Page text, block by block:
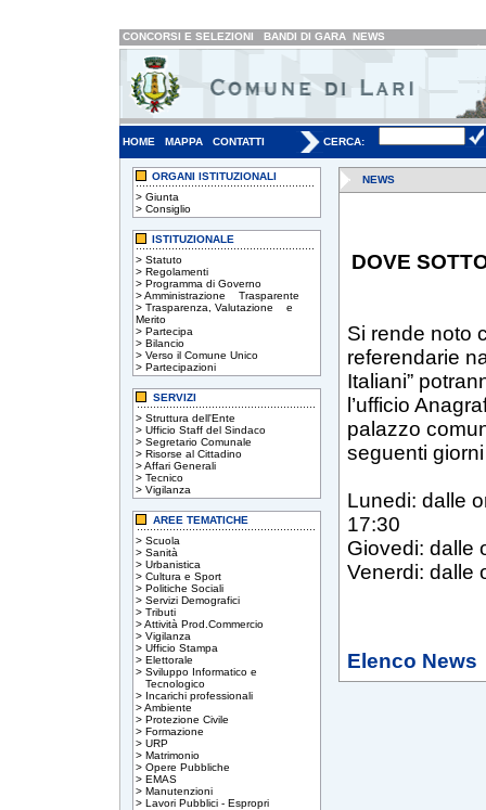
CONCORSI E SELEZIONI BANDI DI GARA NEWS
HOME MAPPA CONTATTI CERCA:
ORGANI ISTITUZIONALI
> Giunta
> Consiglio
ISTITUZIONALE
> Statuto
> Regolamenti
> Programma di Governo
>Amministrazione Trasparente
> Trasparenza, Valutazione e
Merito
> Partecipa
> Bilancio
> Verso il Comune Unico
> Partecipazioni
SERVIZI
> Struttura dell'Ente
> Ufficio Staff del Sindaco
> Segretario Comunale
> Risorse al Cittadino
>Affari Generali
> Tecnico
> Vigilanza
AREE TEMATICHE
> Scuola
> Sanità
> Urbanistica
> Cultura e Sport
> Politiche Sociali
> Servizi Demografici
> Tributi
>Attività Prod.Commercio
> Vigilanza
> Ufficio Stampa
> Elettorale
> Sviluppo Informatico e
Tecnologico
> Incarichi professionali
>Ambiente
> Protezione Civile
> Formazione
> URP
> Matrimonio
> Opere Pubbliche
> EMAS
> Manutenzioni
> Lavori Pubblici - Espropri
NEWS
DOVE
Si rende noto
referendarie
Italiani”
l’ufficio
palazzo
seguenti
Lunedi: dalle
17:30
Giovedi: dalle
Venerdi: dalle
Elenco News